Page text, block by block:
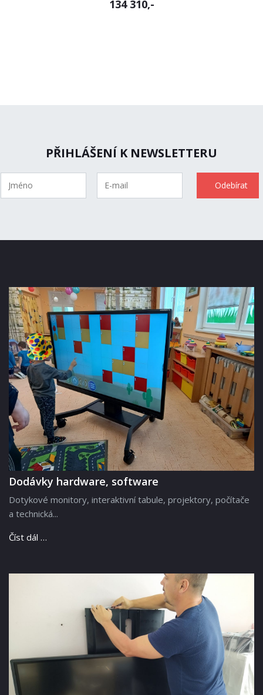
134 310,-
PŘIHLÁŠENÍ K NEWSLETTERU
Dodávky hardware, software
Dotykové monitory, interaktivní tabule, projektory, počítače
a technická...
Číst dál …